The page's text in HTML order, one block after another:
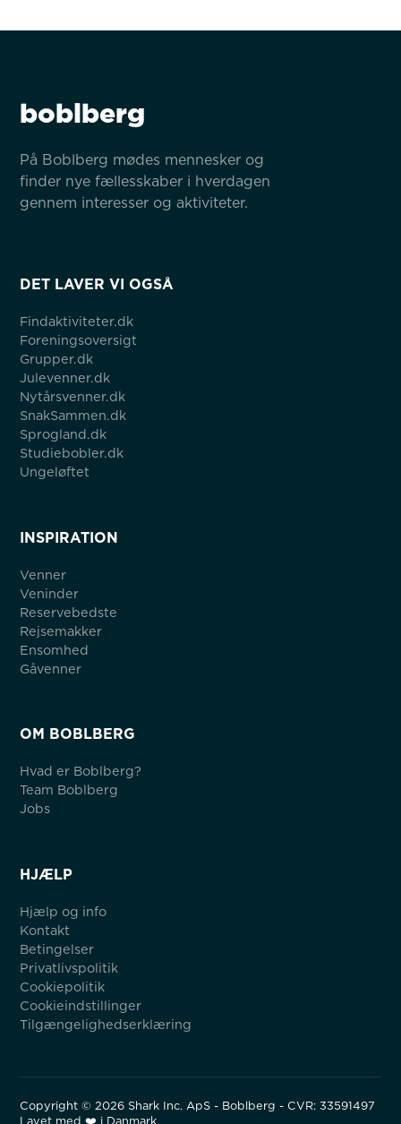
boblberg
På Boblberg mødes mennesker og
finder nye fællesskaber i hverdagen
gennem interesser og aktiviteter.
DET LAVER VI OGSÅ
Findaktiviteter.dk
Foreningsoversigt
Grupper.dk
Julevenner.dk
Nytårsvenner.dk
SnakSammen.dk
Sprogland.dk
Studiebobler.dk
Ungeløftet
INSPIRATION
Venner
Veninder
Reservebedste
Rejsemakker
Ensomhed
Gåvenner
OM BOBLBERG
Hvad er Boblberg?
Team Boblberg
Jobs
HJÆLP
Hjælp og info
Kontakt
Betingelser
Privatlivspolitik
Cookiepolitik
Cookieindstillinger
Tilgængelighedserklæring
Copyright © 2026 Shark Inc. ApS - Boblberg - CVR: 33591497
Lavet med ❤️ i Danmark